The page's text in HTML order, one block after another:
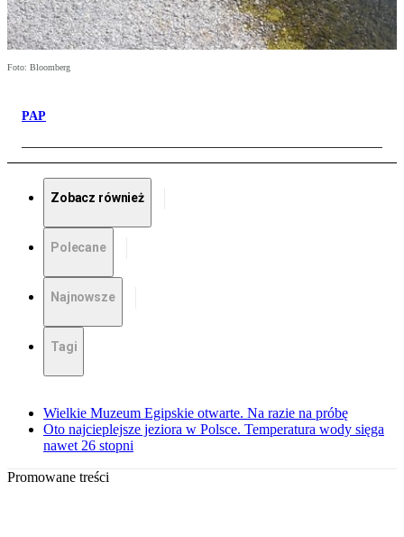
Foto: Bloomberg
PAP
Zobacz również
Polecane
Najnowsze
Tagi
Wielkie Muzeum Egipskie otwarte. Na razie na próbę
Oto najcieplejsze jeziora w Polsce. Temperatura wody sięga
nawet 26 stopni
Promowane treści